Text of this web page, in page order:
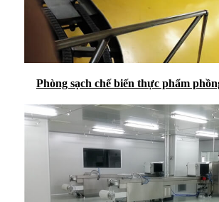
Phòng sạch chế biến thực phẩm